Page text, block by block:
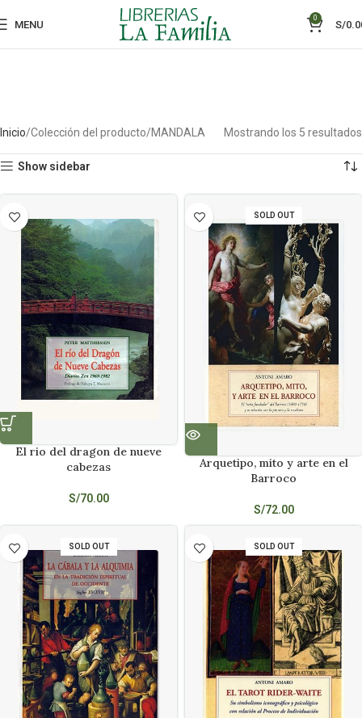
MENU
0
S/
Inicio Colección del producto MANDALA Mostrando los 5 resultados
Show sidebar
El rio del dragon de nueve
cabezas
S/70.00
SOLD OUT
Arquetipo, mito y arte en el
Barroco
S/72.00
SOLD OUT SOLD OUT